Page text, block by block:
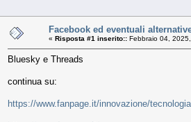
Facebook ed eventuali
« Risposta #1 inserito:: Febbraio 04,
Bluesky e Threads
continua su:
https://www.fanpage.it/innovazione/